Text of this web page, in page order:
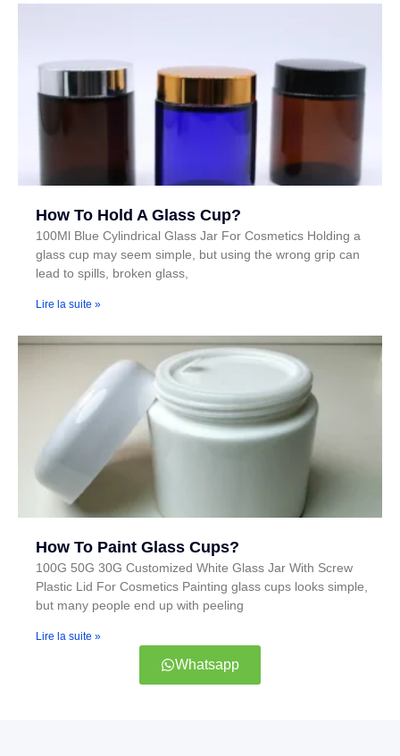
How To Hold A Glass Cup?
100Ml Blue Cylindrical Glass Jar For Cosmetics Holding a
glass cup may seem simple, but using the wrong grip can
lead to spills, broken glass,
Lire la suite »
How To Paint Glass Cups?
100G 50G 30G Customized White Glass Jar With Screw
Plastic Lid For Cosmetics Painting glass cups looks simple,
but many people end up with peeling
Lire la suite »
Whatsapp